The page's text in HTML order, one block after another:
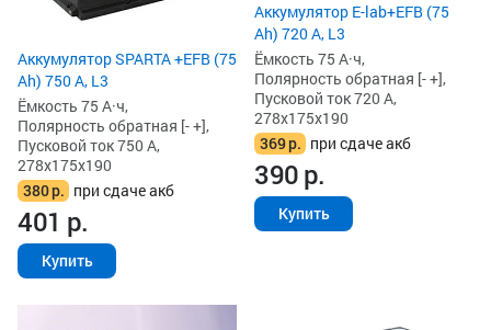
Аккумулятор SPARTA +EFB (75
Ah) 750 А, L3
Ёмкость 75 А·ч,
Полярность обратная [- +],
Пусковой ток 750 А,
278x175x190
380р. при сдаче акб
401 р.
Купить
Аккумулятор E-lab+EFB (75
Ah) 720 А, L3
Ёмкость 75 А·ч,
Полярность обратная [- +],
Пусковой ток 720 А,
278x175x190
369р. при сдаче акб
390р.
Купить